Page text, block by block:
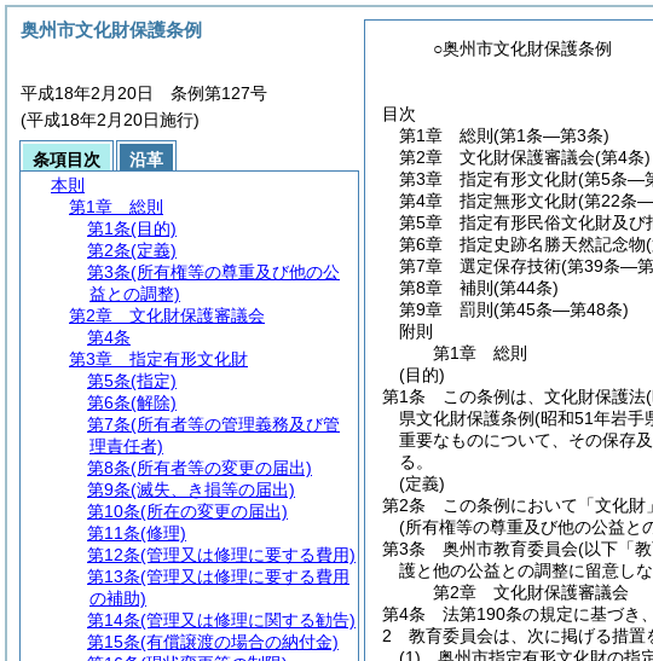
○奥州市文化財保護条例
目次
第1章
総則 (第1条―第3条)
第2章
文化財保護審議会(第4条)
第3章
指定有形文化財(第5条―
第4章
指定無形文化財(第22条
第5章
指定有形民俗文化財及び
第6章
指定史跡名勝天然記念物
第7章
選定保存技術(第39条―
第8章
補則 (第44条)
第9章
罰則 (第45条―第48条)
附則
第1章
総則
(目的)
第1条
この条例は、文化財保護法
県文化財保護条例(昭和51年岩手
重要なものについて、その保存
る。
(定義)
第2条
この条例において「文化
(所有権等の尊重及び他の公益と
第3条
奥州市教育委員会(以下「
護と他の公益との調整に留意しな
第2章
文化財保護審議会
第4条
法第190条の規定に基づき
2
教育委員会は、次に掲げる措置
奥州市文化財保護条例
平成18年2月20日 条例第127号
(平成18年2月20日施行)
条項目次
沿革
本則
第1章
総則
第1条(目的)
第2条(定義)
第3条(所有権等の尊重及び他の公
益との調整)
第2章
文化財保護審議会
第4条
第3章
指定有形文化財
第5条(指定)
第6条(解除)
第7条(所有者等の管理義務及び管
理責任者)
第8条(所有者等の変更の届出)
第9条(滅失、き損等の届出)
第10条(所在の変更の届出)
第11条(修理)
第12条(管理又は修理に要する費用)
第13条(管理又は修理に要する費用
の補助)
第14条(管理又は修理に関する勧告)
第15条(有償譲渡の場合の納付金)